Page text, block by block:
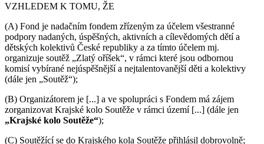
VZHLEDEM K TOMU, ŽE
(A) Fond je nadačním fondem zřízeným za účelem všestranné
podpory nadaných, úspěšných, aktivních a cílevědomých dětí a
dětských kolektivů České republiky a za tímto účelem mj.
organizuje soutěž „Zlatý oříšek“, v rámci které jsou odbornou
komisí vybírané nejúspěšnější a nejtalentovanější děti a kolektivy
(dále jen „Soutěž“);
(B) Organizátorem je [...] a ve spolupráci s Fondem má zájem
zorganizovat Krajské kolo Soutěže v rámci území [...] (dále jen
„Krajské kolo Soutěže“);
(C) Soutěžící se do Krajského kola Soutěže přihlásil dobrovolně;